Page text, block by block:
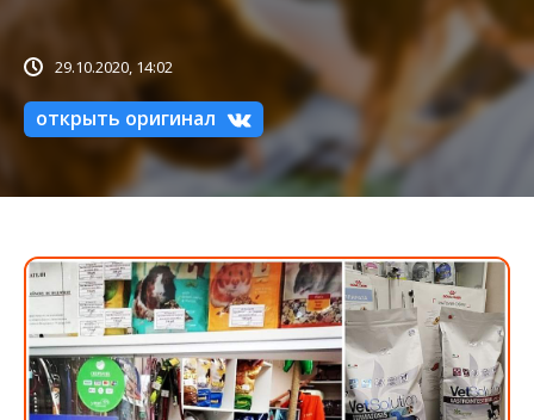
29.10.2020, 14:02
открыть оригинал